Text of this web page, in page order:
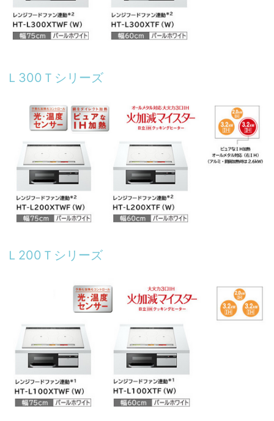
Ｌ300Ｔシリーズ
Ｌ200Ｔシリーズ